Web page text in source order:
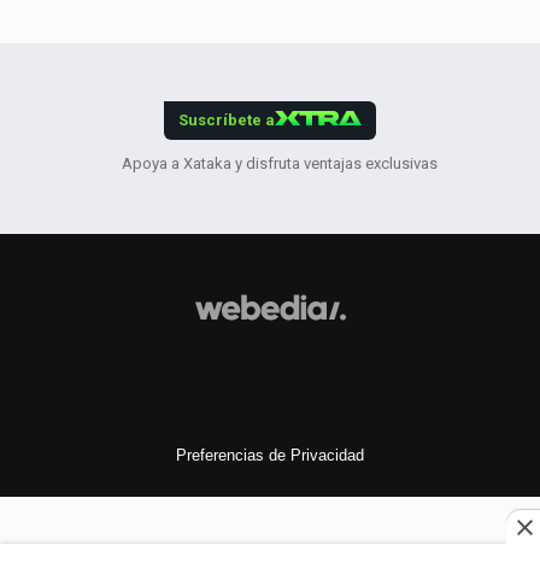
Suscríbete a
Apoya a Xataka y disfruta ventajas exclusivas
Preferencias de Privacidad